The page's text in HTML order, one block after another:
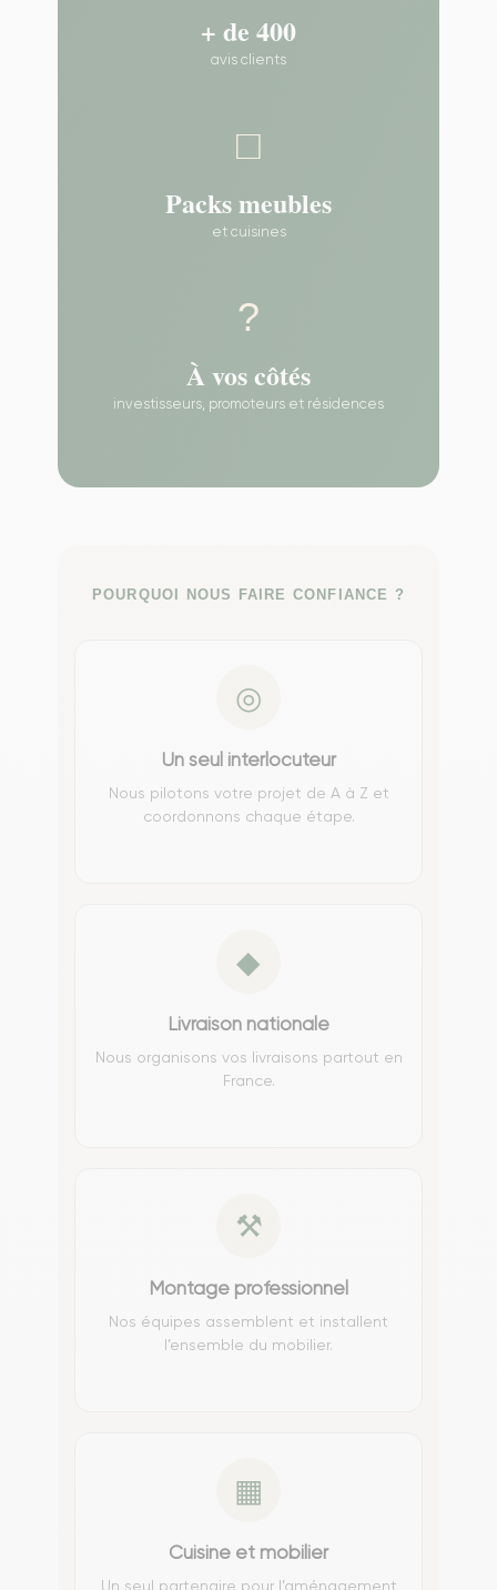
+ de 400
avis clients
□
Packs meubles
et cuisines
?
À vos côtés
investisseurs, promoteurs et résidences
POURQUOI NOUS FAIRE CONFIANCE ?
◎
Un seul interlocuteur
Nous pilotons votre projet de A à Z et
coordonnons chaque étape.
◆
Livraison nationale
Nous organisons vos livraisons partout en
France.
⚒
Montage professionnel
Nos équipes assemblent et installent
l’ensemble du mobilier.
▦
Cuisine et mobilier
Un seul partenaire pour l’aménagement